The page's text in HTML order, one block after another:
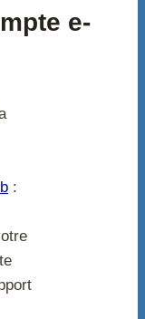
e-
: